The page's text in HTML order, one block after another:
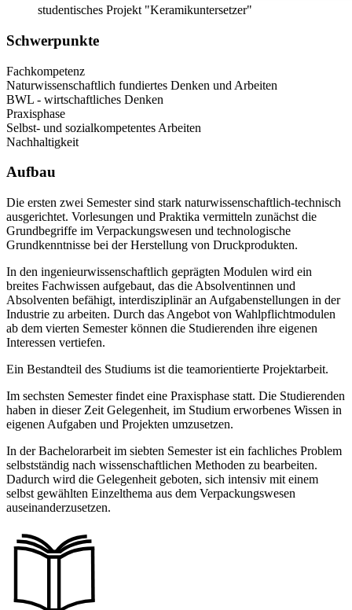
studentisches Projekt "Keramikuntersetzer"
Schwerpunkte
Fachkompetenz
Naturwissenschaftlich fundiertes Denken und Arbeiten
BWL - wirtschaftliches Denken
Praxisphase
Selbst- und sozialkompetentes Arbeiten
Nachhaltigkeit
Aufbau
Die ersten zwei Semester sind stark naturwissenschaftlich-technisch
ausgerichtet. Vorlesungen und Praktika vermitteln zunächst die
Grundbegriffe im Verpackungswesen und technologische
Grundkenntnisse bei der Herstellung von Druckprodukten.
In den ingenieurwissenschaftlich geprägten Modulen wird ein
breites Fachwissen aufgebaut, das die Absolventinnen und
Absolventen befähigt, interdisziplinär an Aufgabenstellungen in der
Industrie zu arbeiten. Durch das Angebot von Wahlpflichtmodulen
ab dem vierten Semester können die Studierenden ihre eigenen
Interessen vertiefen.
Ein Bestandteil des Studiums ist die teamorientierte Projektarbeit.
Im sechsten Semester findet eine Praxisphase statt. Die Studierenden
haben in dieser Zeit Gelegenheit, im Studium erworbenes Wissen in
eigenen Aufgaben und Projekten umzusetzen.
In der Bachelorarbeit im siebten Semester ist ein fachliches Problem
selbstständig nach wissenschaftlichen Methoden zu bearbeiten.
Dadurch wird die Gelegenheit geboten, sich intensiv mit einem
selbst gewählten Einzelthema aus dem Verpackungswesen
auseinanderzusetzen.